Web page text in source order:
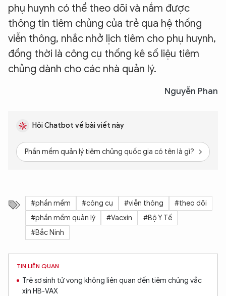
phụ huynh có thể theo dõi và nắm được
thông tin tiêm chủng của trẻ qua hệ thống
viễn thông, nhắc nhở lịch tiêm cho phụ huynh,
đồng thời là công cụ thống kê số liệu tiêm
chủng dành cho các nhà quản lý.
Nguyễn Phan
Hỏi Chatbot về bài viết này
Phần mềm quản lý tiêm chủng quốc gia có tên là gì?
#phần mềm #công cụ #viễn thông
#theo dõi
#phần mềm quản lý
#Vacxin
#Bộ Y Tế
#Bắc Ninh
TIN LIÊN QUAN
Trẻ sơ sinh tử vong không liên quan đến tiêm chủng vắc
xin HB-VAX